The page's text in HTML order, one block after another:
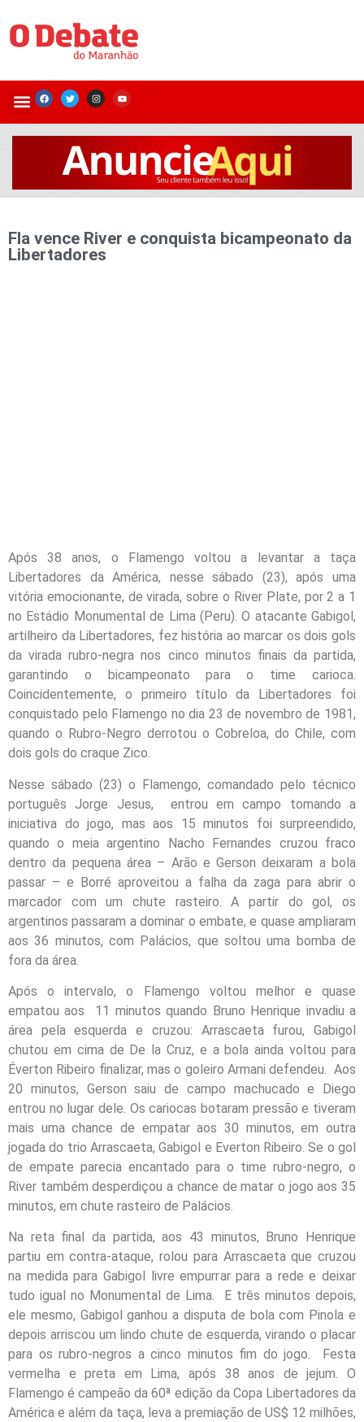
Fla vence River e conquista bicampeonato da
Libertadores
Após 38 anos, o Flamengo voltou a levantar a taça
Libertadores da América, nesse sábado (23), após uma
vitória emocionante, de virada, sobre o River Plate, por 2 a 1
no Estádio Monumental de Lima (Peru). O atacante Gabigol,
artilheiro da Libertadores, fez história ao marcar os dois gols
da virada rubro-negra nos cinco minutos finais da partida,
garantindo o bicampeonato para o time carioca.
Coincidentemente, o primeiro título da Libertadores foi
conquistado pelo Flamengo no dia 23 de novembro de 1981,
quando o Rubro-Negro derrotou o Cobreloa, do Chile, com
dois gols do craque Zico.
Nesse sábado (23) o Flamengo, comandado pelo técnico
português Jorge Jesus, entrou em campo tomando a
iniciativa do jogo, mas aos 15 minutos foi surpreendido,
quando o meia argentino Nacho Fernandes cruzou fraco
dentro da pequena área – Arão e Gerson deixaram a bola
passar – e Borré aproveitou a falha da zaga para abrir o
marcador com um chute rasteiro. A partir do gol, os
argentinos passaram a dominar o embate, e quase ampliaram
aos 36 minutos, com Palácios, que soltou uma bomba de
fora da área.
Após o intervalo, o Flamengo voltou melhor e quase
empatou aos 11 minutos quando Bruno Henrique invadiu a
área pela esquerda e cruzou: Arrascaeta furou, Gabigol
chutou em cima de De la Cruz, e a bola ainda voltou para
Éverton Ribeiro finalizar, mas o goleiro Armani defendeu. Aos
20 minutos, Gerson saiu de campo machucado e Diego
entrou no lugar dele. Os cariocas botaram pressão e tiveram
mais uma chance de empatar aos 30 minutos, em outra
jogada do trio Arrascaeta, Gabigol e Everton Ribeiro. Se o gol
de empate parecia encantado para o time rubro-negro, o
River também desperdiçou a chance de matar o jogo aos 35
minutos, em chute rasteiro de Palácios.
Na reta final da partida, aos 43 minutos, Bruno Henrique
partiu em contra-ataque, rolou para Arrascaeta que cruzou
na medida para Gabigol livre empurrar para a rede e deixar
tudo igual no Monumental de Lima. E três minutos depois,
ele mesmo, Gabigol ganhou a disputa de bola com Pinola e
depois arriscou um lindo chute de esquerda, virando o placar
para os rubro-negros a cinco minutos fim do jogo. Festa
vermelha e preta em Lima, após 38 anos de jejum. O
Flamengo é campeão da 60ª edição da Copa Libertadores da
América e além da taça, leva a premiação de US$ 12 milhões,